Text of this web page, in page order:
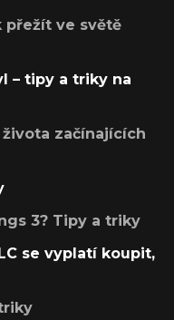
přežít ve světě
– tipy a triky na
začínajících
3? Tipy a triky
se vyplatí koupit,